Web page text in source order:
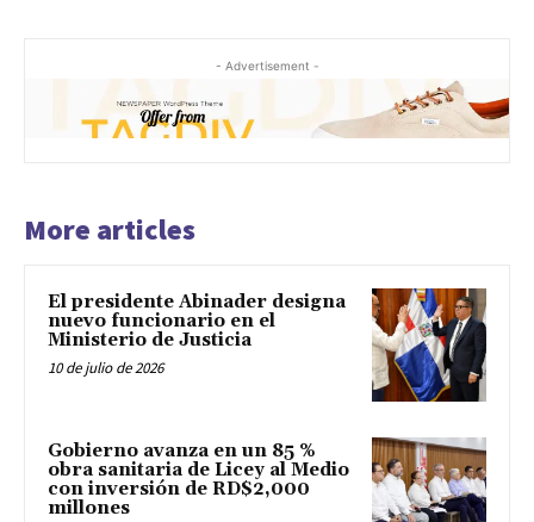
- Advertisement -
More articles
El presidente Abinader designa
nuevo funcionario en el
Ministerio de Justicia
10 de julio de 2026
Gobierno avanza en un 85 %
obra sanitaria de Licey al Medio
con inversión de RD$2,000
millones